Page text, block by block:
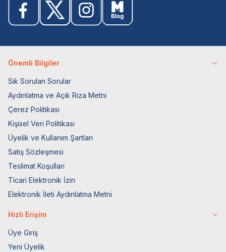
Önemli Bilgiler
Sık Sorulan Sorular
Aydınlatma ve Açık Rıza Metni
Çerez Politikası
Kişisel Veri Politikası
Üyelik ve Kullanım Şartları
Satış Sözleşmesi
Teslimat Koşulları
Ticari Elektronik İzin
Elektronik İleti Aydınlatma Metni
Hızlı Erişim
Üye Giriş
Yeni Üyelik